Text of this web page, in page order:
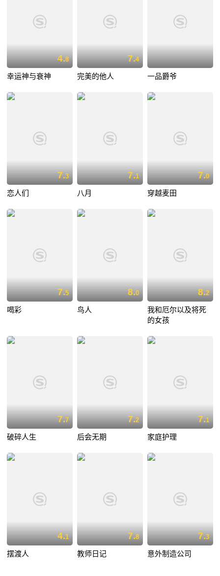
4.8
幸运神与衰神
7.4
完美的他人 一品爵爷
7.3
恋人们
7.1
八月
7.0
穿越麦田
7.5
喝彩
8.0
鸟人
8.2
我和厄尔以及将死
的女孩
7.7
破碎人生
7.2
后会无期
7.1
家庭护理
4.1
摆渡人
7.8
教师日记
7.3
意外制造公司